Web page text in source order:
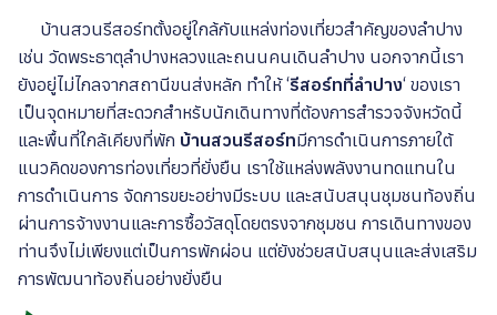
บ้านสวนรีสอร์ทตั้งอยู่ใกล้กับแหล่งท่องเที่ยวสำคัญของลำปาง
เช่น วัดพระธาตุลำปางหลวงและถนนคนเดินลำปาง นอกจากนี้เรา
ยังอยู่ไม่ไกลจากสถานีขนส่งหลัก ทำให้ ‘รีสอร์ทที่ลำปาง‘ ของเรา
เป็นจุดหมายที่สะดวกสำหรับนักเดินทางที่ต้องการสำรวจจังหวัดนี้
และพื้นที่ใกล้เคียงที่พัก บ้านสวนรีสอร์ทมีการดำเนินการภายใต้
แนวคิดของการท่องเที่ยวที่ยั่งยืน เราใช้แหล่งพลังงานทดแทนใน
การดำเนินการ จัดการขยะอย่างมีระบบ และสนับสนุนชุมชนท้องถิ่น
ผ่านการจ้างงานและการซื้อวัสดุโดยตรงจากชุมชน การเดินทางของ
ท่านจึงไม่เพียงแต่เป็นการพักผ่อน แต่ยังช่วยสนับสนุนและส่งเสริม
การพัฒนาท้องถิ่นอย่างยั่งยืน